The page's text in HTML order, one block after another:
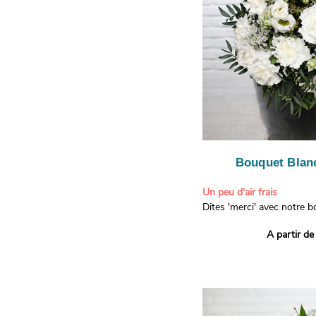
Bouquet
Un peu d'air frais
Dites 'merci' avec notre
de limonium blanc, ce
symbolisent l'amour et
A partir